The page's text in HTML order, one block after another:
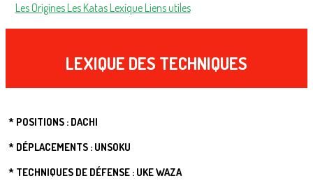
Les OriginesLes KatasLexiqueLiens utiles
LEXIQUE DES TECHNIQUES
* POSITIONS : DACHI
* DÉPLACEMENTS : UNSOKU
* TECHNIQUES DE DÉFENSE : UKE WAZA